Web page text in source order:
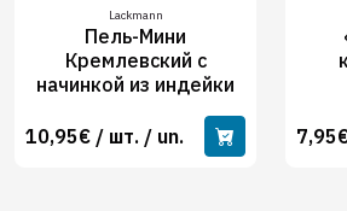
Lackmann
Пель-Мини
Кремлевский с
начинкой из индейки
10,95€ / шт. / un.